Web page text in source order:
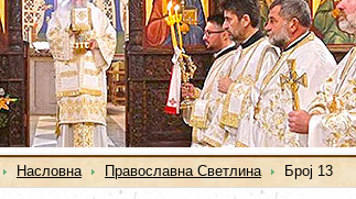
Насловна Православна Светлина
Број 13